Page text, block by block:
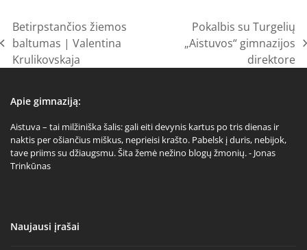
previous
post:
Betirpstančios žiemos
baltumas | Valentina
Krulikovskaja
next
post:
Pokalbis su Turgelių
„Aistuvos“ gimnazijos
direktore
Apie gimnaziją:
Aistuva – tai milžiniška šalis: gali eiti devynis kartus po tris dienas ir
naktis per ošiančius miškus, neprieisi krašto. Pabelsk į duris, nebijok,
tave priims su džiaugsmu. Šita žemė nežino blogų žmonių. - Jonas
Trinkūnas
Naujausi įrašai